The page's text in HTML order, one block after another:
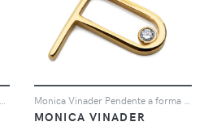
MONICA VINADER